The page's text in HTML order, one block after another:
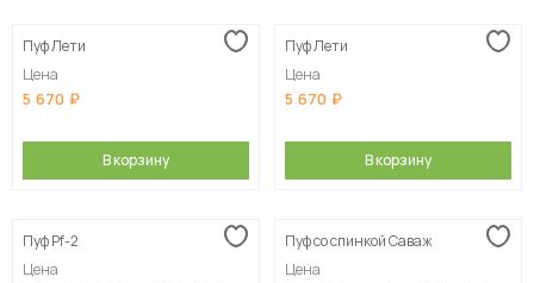
Пуф Лети
Цена
5 670
В корзину
Пуф Лети
Цена
5 670
В корзину
Пуф Pf-2
Цена
Пуф со спинкой Саваж
Цена